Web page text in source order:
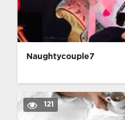
Naughtycouple7
121